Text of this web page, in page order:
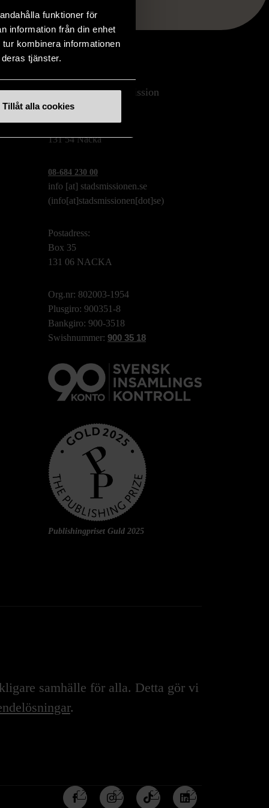
funktioner för
information från din enhet
kombinera informationen
tjänster.
Tillåt alla cookies
Stockholms Stadsmission
Huvudkontor:
Hesselmans Torg 14
131 54 Nacka
08-684 230 00
info [at] stadsmissionen.se
(info[at]stadsmissionen[dot]se)
Postadress:
Box 35
131 06 NACKA
Org.nr: 802003-1954
Plusgiro: 900351-8
Bankgiro: 900-3518
Swishnummer: 900 35 18
Publishingpriset Guld 2025
samhälle för alla. Detta gör vi
.
Följ
Följ
Följ
Följ